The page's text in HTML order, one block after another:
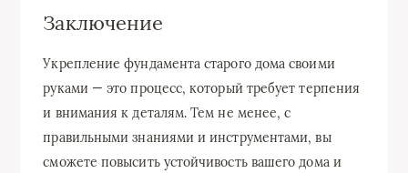
Заключение
Укрепление фундамента старого дома своими
руками — это процесс, который требует терпения
и внимания к деталям. Тем не менее, с
правильными знаниями и инструментами, вы
сможете повысить устойчивость вашего дома и